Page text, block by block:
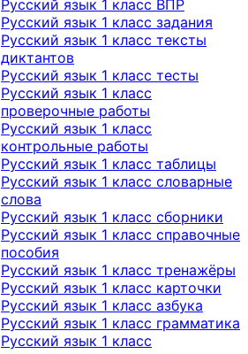
Русский язык 1 класс ВПР
Русский язык 1 класс задания
Русский язык 1 класс тексты
диктантов
Русский язык 1 класс тесты
Русский язык 1 класс
проверочные работы
Русский язык 1 класс
контрольные работы
Русский язык 1 класс таблицы
Русский язык 1 класс словарные
слова
Русский язык 1 класс сборники
Русский язык 1 класс справочные
пособия
Русский язык 1 класс тренажёры
Русский язык 1 класс карточки
Русский язык 1 класс азбука
Русский язык 1 класс грамматика
Русский язык 1 класс